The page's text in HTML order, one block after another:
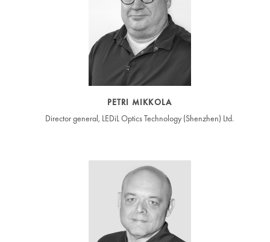
PETRI MIKKOLA
Director general, LEDiL Optics Technology (Shenzhen) Ltd.